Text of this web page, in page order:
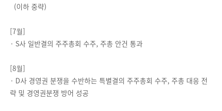
(이하 중략)
[7월]
· S사 일반결의 주주총회 수주, 주총 안건 통과
[8월]
·
D사 경영권 분쟁을 수반하는 특별결의 주주총회 수주, 주총 대응 전
략 및 경영권분쟁 방어 성공